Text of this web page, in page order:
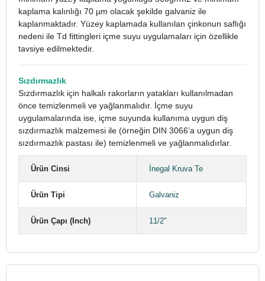
kaplama kalınlığı 70 µm olacak şekilde galvaniz ile
kaplanmaktadır. Yüzey kaplamada kullanılan çinkonun saflığı
nedeni ile Td fittingleri içme suyu uygulamaları için özellikle
tavsiye edilmektedir.
Sızdırmazlık
Sızdırmazlık için halkalı rakorların yatakları kullanılmadan
önce temizlenmeli ve yağlanmalıdır. İçme suyu
uygulamalarında ise, içme suyunda kullanıma uygun diş
sızdırmazlık malzemesi ile (örneğin DIN 3066’a uygun diş
sızdırmazlık pastası ile) temizlenmeli ve yağlanmalıdırlar.
Ürün Cinsi İnegal Kruva Te
Ürün Tipi Galvaniz
Ürün Çapı (Inch) 11/2"